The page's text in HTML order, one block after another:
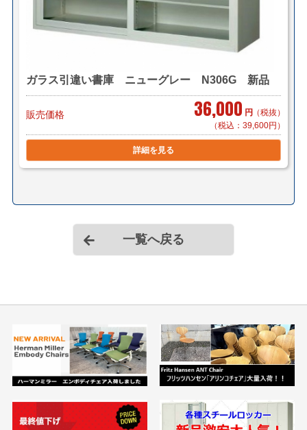
ガラス引違い書庫 ニューグレー N306G 新品
販売価格 36,000 円 （税抜）
（税込：39,600円）
詳細を見る
一覧へ戻る